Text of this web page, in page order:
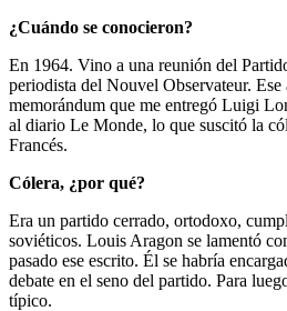
¿Cuándo se conocieron?
En 1964. Vino a una reunión del
periodista del Nouvel Observateur.
memorándum que me entregó Luigi
al diario Le Monde, lo que suscitó la
Francés.
Cólera, ¿por qué?
Era un partido cerrado, ortodoxo,
soviéticos. Louis Aragon se lamentó
pasado ese escrito. Él se habría
debate en el seno del partido. Para
típico.